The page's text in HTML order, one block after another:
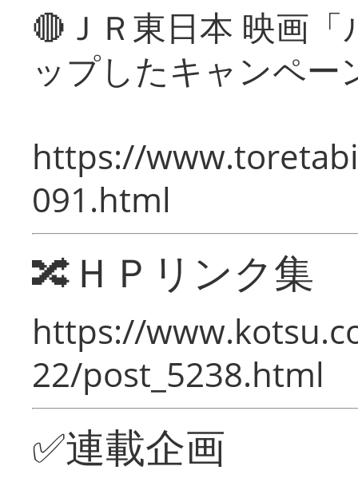
🔴ＪＲ東日本 映画
ップしたキャンペー
https://
091.html
🔀ＨＰリンク集
https://
22/post_5238.html
✅連載企画